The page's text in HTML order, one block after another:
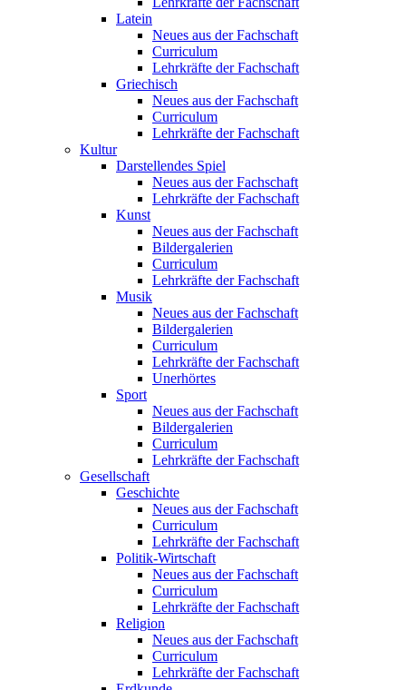
Latein
Neues aus der Fachschaft
Curriculum
Lehrkräfte der Fachschaft
Griechisch
Neues aus der Fachschaft
Curriculum
Lehrkräfte der Fachschaft
Kultur
Darstellendes Spiel
Neues aus der Fachschaft
Lehrkräfte der Fachschaft
Kunst
Neues aus der Fachschaft
Bildergalerien
Curriculum
Lehrkräfte der Fachschaft
Musik
Neues aus der Fachschaft
Bildergalerien
Curriculum
Lehrkräfte der Fachschaft
Unerhörtes
Sport
Neues aus der Fachschaft
Bildergalerien
Curriculum
Lehrkräfte der Fachschaft
Gesellschaft
Geschichte
Neues aus der Fachschaft
Curriculum
Lehrkräfte der Fachschaft
Politik-Wirtschaft
Neues aus der Fachschaft
Curriculum
Lehrkräfte der Fachschaft
Religion
Neues aus der Fachschaft
Curriculum
Lehrkräfte der Fachschaft